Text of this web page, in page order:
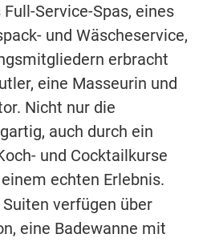
Service-Spas, eines
und Wäscheservice,
erbracht
eine Masseurin und
Nicht nur die
auch durch ein
und Cocktailkurse
echten Erlebnis.
verfügen über
eine Badewanne mit